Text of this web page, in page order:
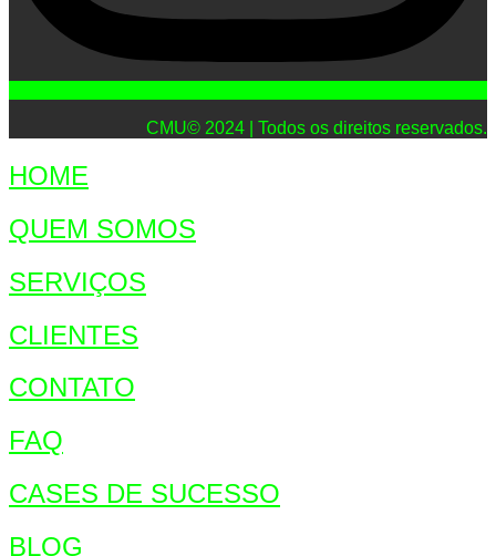
CMU© 2024 | Todos os direitos reservados.
HOME
QUEM SOMOS
SERVIÇOS
CLIENTES
CONTATO
FAQ
CASES DE SUCESSO
BLOG